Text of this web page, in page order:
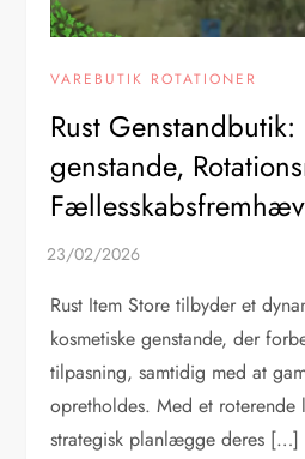
VAREBUTIK ROTATIONER
Rust
genstande,
Rust Item Store tilbyder et
kosmetiske genstande, der
tilpasning, samtidig med at
opretholdes. Med et roterende
strategisk planlægge deres […]